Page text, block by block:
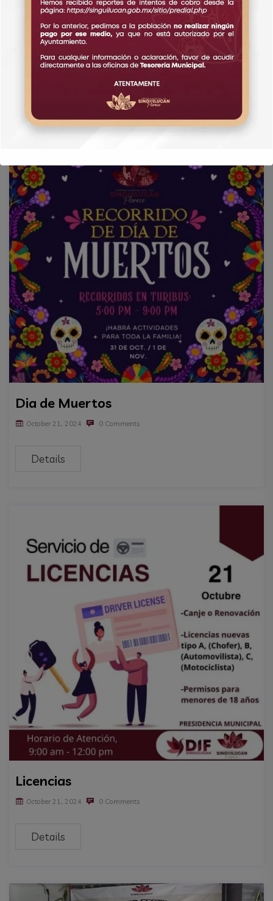
Esterilización
October 21, 2024
Dia de Muertos
October 21, 2024 0 Comments
Details
Licencias
October 21, 2024 0 Comments
Details